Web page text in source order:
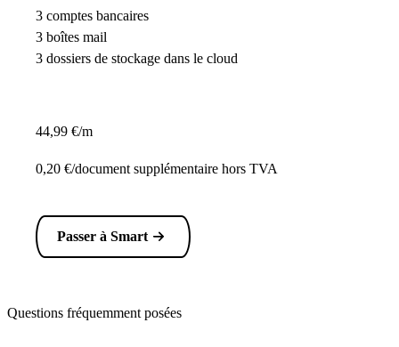
3 comptes bancaires
3 boîtes mail
3 dossiers de stockage dans le cloud
44,99 €/m
0,20 €/document supplémentaire hors TVA
Passer à Smart
Questions fréquemment posées